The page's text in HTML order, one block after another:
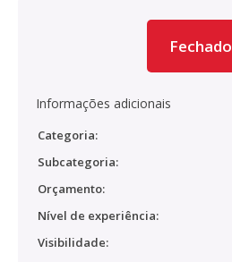
Fechado
Informações adicionais
Categoria:
Subcategoria:
Orçamento:
Nível de experiência:
Visibilidade: